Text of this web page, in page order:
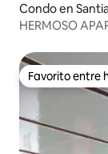
Condo en
HERMOSO
Favorito entre
Favorito entre